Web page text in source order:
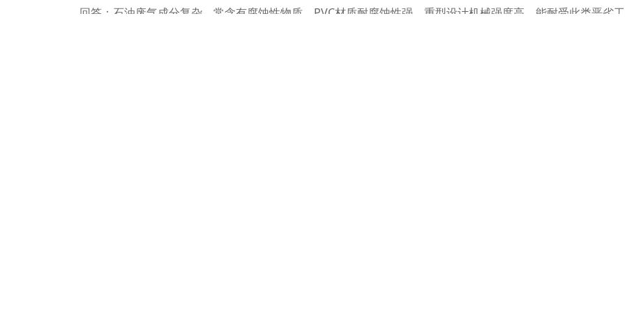
回答：石油废气成分复杂，常含有腐蚀性物质。PVC材质耐腐蚀性强，重型设计机械强度高，能耐受此类恶劣工